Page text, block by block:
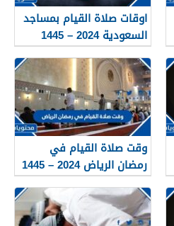
اوقات صلاة القيام بمساجد
السعودية 2024 – 1445
وقت صلاة القيام في
رمضان الرياض 2024 – 1445